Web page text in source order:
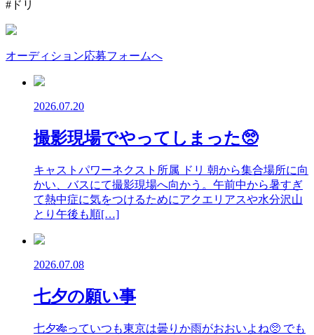
#ドリ
オーディション応募フォームへ
2026.07.20
撮影現場でやってしまった🥺
キャストパワーネクスト所属 ドリ 朝から集合場所に向
かい、バスにて撮影現場へ向かう。午前中から暑すぎ
て熱中症に気をつけるためにアクエリアスや水分沢山
とり午後も順[…]
2026.07.08
七夕の願い事
七夕🎋っていつも東京は曇りか雨がおおいよね🥺 でも